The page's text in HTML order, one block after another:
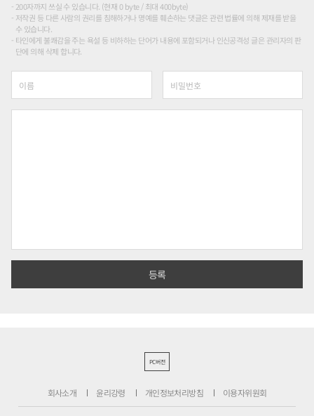
200자까지 쓰실 수 있습니다. (현재 0 byte / 최대 400byte)
저작권 등 다른 사람의 권리를 침해하거나 명예를 훼손하는 댓글은 관련 법률에 의해 제재를 받을
수 있습니다.
타인에게 불쾌감을 주는 욕설 등 비하하는 단어가 내용에 포함되거나 인신공격성 글은 관리자의 판
단에 의해 삭제 합니다.
PC버전
회사소개 윤리강령 개인정보처리방침 이용자위원회